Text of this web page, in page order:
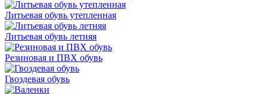
Литьевая обувь утепленная
Литьевая обувь летняя
Резиновая и ПВХ обувь
Гвоздевая обувь